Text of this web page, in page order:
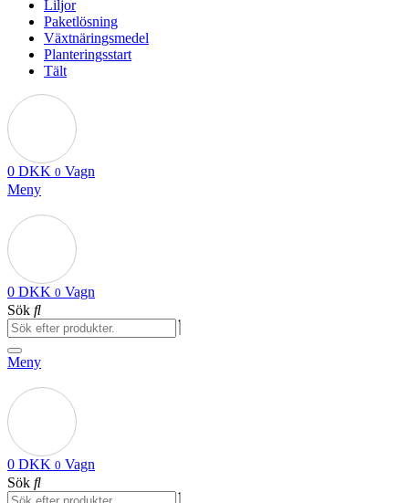
Liljor
Paketlösning
Växtnäringsmedel
Planteringsstart
Tält
0 DKK 0 Vagn
Meny
0 DKK 0 Vagn
Sök
Meny
0 DKK 0 Vagn
Sök